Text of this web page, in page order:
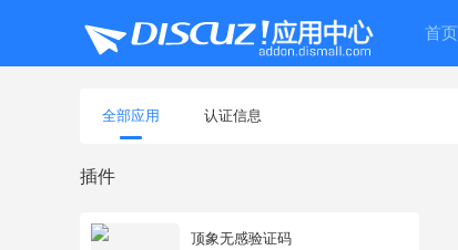
首页
全部应用 认证信息
插件
顶象无感验证码